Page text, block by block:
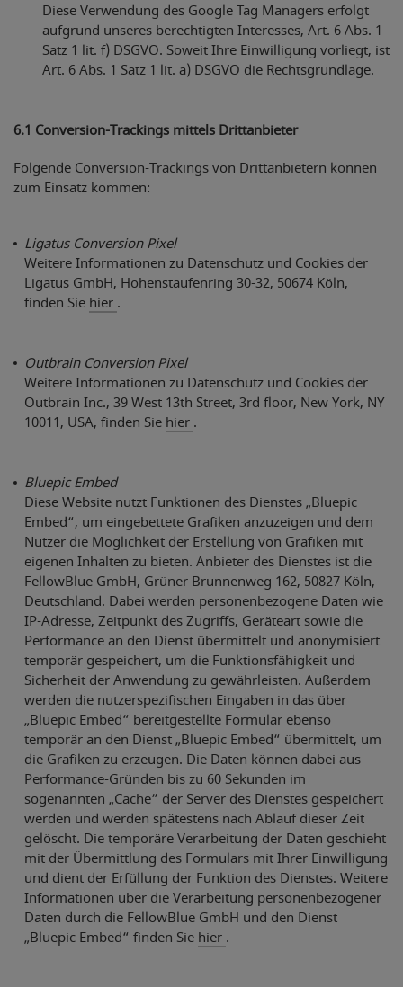
Diese Verwendung des Google Tag Managers erfolgt
aufgrund unseres berechtigten Interesses, Art. 6 Abs. 1
Satz 1 lit. f) DSGVO. Soweit Ihre Einwilligung vorliegt, ist
Art. 6 Abs. 1 Satz 1 lit. a) DSGVO die Rechtsgrundlage.
6.1 Conversion-Trackings mittels Drittanbieter
Folgende Conversion-Trackings von Drittanbietern können
zum Einsatz kommen:
Ligatus Conversion Pixel
Weitere Informationen zu Datenschutz und Cookies der
Ligatus GmbH, Hohenstaufenring 30-32, 50674 Köln,
finden Sie hier .
Outbrain Conversion Pixel
Weitere Informationen zu Datenschutz und Cookies der
Outbrain Inc., 39 West 13th Street, 3rd floor, New York, NY
10011, USA, finden Sie hier .
Bluepic Embed
Diese Website nutzt Funktionen des Dienstes „Bluepic
Embed“, um eingebettete Grafiken anzuzeigen und dem
Nutzer die Möglichkeit der Erstellung von Grafiken mit
eigenen Inhalten zu bieten. Anbieter des Dienstes ist die
FellowBlue GmbH, Grüner Brunnenweg 162, 50827 Köln,
Deutschland. Dabei werden personenbezogene Daten wie
IP-Adresse, Zeitpunkt des Zugriffs, Geräteart sowie die
Performance an den Dienst übermittelt und anonymisiert
temporär gespeichert, um die Funktionsfähigkeit und
Sicherheit der Anwendung zu gewährleisten. Außerdem
werden die nutzerspezifischen Eingaben in das über
„Bluepic Embed“ bereitgestellte Formular ebenso
temporär an den Dienst „Bluepic Embed“ übermittelt, um
die Grafiken zu erzeugen. Die Daten können dabei aus
Performance-Gründen bis zu 60 Sekunden im
sogenannten „Cache“ der Server des Dienstes gespeichert
werden und werden spätestens nach Ablauf dieser Zeit
gelöscht. Die temporäre Verarbeitung der Daten geschieht
mit der Übermittlung des Formulars mit Ihrer Einwilligung
und dient der Erfüllung der Funktion des Dienstes. Weitere
Informationen über die Verarbeitung personenbezogener
Daten durch die FellowBlue GmbH und den Dienst
„Bluepic Embed“ finden Sie hier .